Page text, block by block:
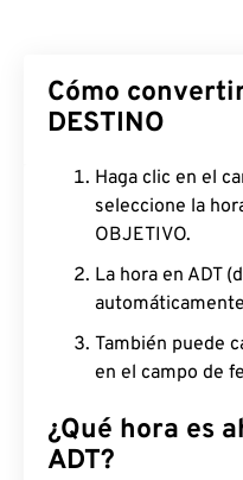
Cómo
DESTINO
Haga clic en el
seleccione la
OBJETIVO.
La hora en ADT
También puede
en el campo de
¿Qué hora es
ADT?